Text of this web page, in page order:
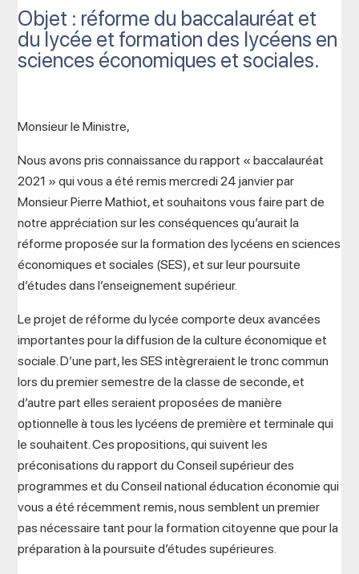
Objet : réforme du baccalauréat et
du lycée et formation des lycéens en
sciences économiques et sociales.
Monsieur le Ministre,
Nous avons pris connaissance du rapport « baccalauréat
2021 » qui vous a été remis mercredi 24 janvier par
Monsieur Pierre Mathiot, et souhaitons vous faire part de
notre appréciation sur les conséquences qu’aurait la
réforme proposée sur la formation des lycéens en sciences
économiques et sociales (SES), et sur leur poursuite
d’études dans l’enseignement supérieur.
Le projet de réforme du lycée comporte deux avancées
importantes pour la diffusion de la culture économique et
sociale. D’une part, les SES intègreraient le tronc commun
lors du premier semestre de la classe de seconde, et
d’autre part elles seraient proposées de manière
optionnelle à tous les lycéens de première et terminale qui
le souhaitent. Ces propositions, qui suivent les
préconisations du rapport du Conseil supérieur des
programmes et du Conseil national éducation économie qui
vous a été récemment remis, nous semblent un premier
pas nécessaire tant pour la formation citoyenne que pour la
préparation à la poursuite d’études supérieures.